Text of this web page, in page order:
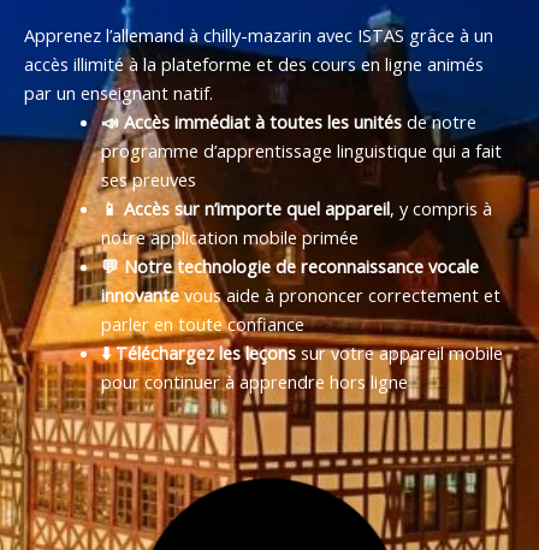
Apprenez l’allemand à chilly-mazarin avec ISTAS grâce à un
accès illimité à la plateforme et des cours en ligne animés
par un enseignant natif.
📣 Accès immédiat à toutes les unitésde notre
programme d’apprentissage linguistique qui a fait
ses preuves
📱 Accès sur n’importe quel appareil, y compris à
notre application mobile primée
💬 Notre technologie de reconnaissance vocale
innovantevous aide à prononcer correctement et
parler en toute confiance
⬇️ Téléchargez les leçonssur votre appareil mobile
pour continuer à apprendre hors ligne